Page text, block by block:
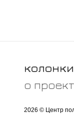
колонки
о
2026 © Центр